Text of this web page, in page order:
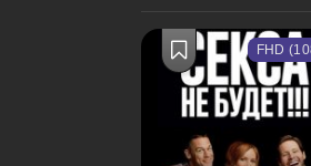
FHD